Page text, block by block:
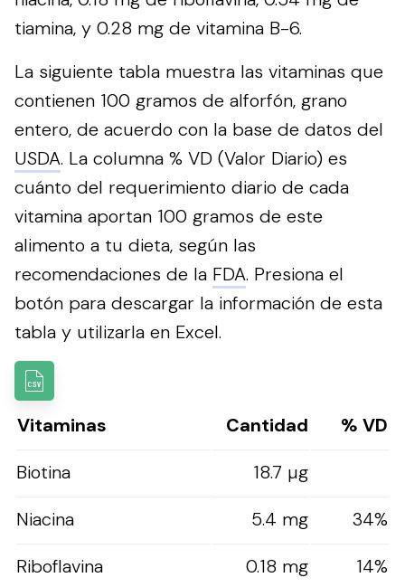
tiamina, y 0.28 mg de vitamina B-6.
La siguiente tabla muestra las vitaminas que
contienen 100 gramos de alforfón, grano
entero, de acuerdo con la base de datos del
USDA. La columna % VD (Valor Diario) es
cuánto del requerimiento diario de cada
vitamina aportan 100 gramos de este
alimento a tu dieta, según las
recomendaciones de la FDA. Presiona el
botón para descargar la información de esta
tabla y utilizarla en Excel.
Vitaminas Cantidad
% VD
Biotina
18.7 µg
Niacina
5.4 mg
34%
Riboflavina
0.18 mg 14%